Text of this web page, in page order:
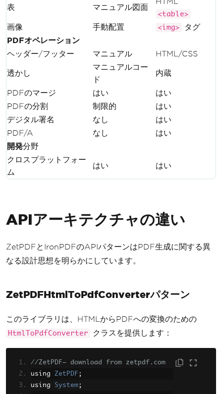
表 マニュアル図面
<table>
画像 手動配置 <img>
タグ
PDFオペレーション
ヘッダー/フッター
マニュアル HTML/CSS
透かし
マニュアルコー
ド
内蔵
PDFのマージ はい
はい
PDFの分割
制限的
はい
デジタル署名
なし
はい
PDF/A
なし
はい
開発分野
クロスプラットフォー
ム
はい はい
APIアーキテクチャの違い
ZetPDFとIronPDFのAPIパターンはPDF生成に関する異
なる設計思想を明らかにしています。
ZetPDFHtmlToPdfConverterパターン
このライブラリは、HTMLからPDFへの変換のための
HtmlToPdfConverter クラスを提供します：
//ZetPDF— download from zetpdf.com
using ZetPDF ;
using System;